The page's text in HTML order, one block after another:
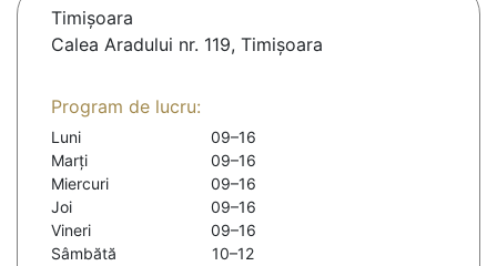
Timişoara
Calea Aradului nr. 119, Timișoara
Program de lucru:
Luni
09–16
Marți
09–16
Miercuri
09–16
Joi
09–16
Vineri
09–16
Sâmbătă
10–12